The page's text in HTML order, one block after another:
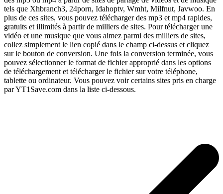
tels que Xhbranch3, 24porn, Idahoptv, Wmht, Milfnut, Javwoo. En
plus de ces sites, vous pouvez télécharger des mp3 et mp4 rapides,
gratuits et illimités à partir de milliers de sites. Pour télécharger une
vidéo et une musique que vous aimez parmi des milliers de sites,
collez simplement le lien copié dans le champ ci-dessus et cliquez
sur le bouton de conversion. Une fois la conversion terminée, vous
pouvez sélectionner le format de fichier approprié dans les options
de téléchargement et télécharger le fichier sur votre téléphone,
tablette ou ordinateur. Vous pouvez voir certains sites pris en charge
par YT1Save.com dans la liste ci-dessous.